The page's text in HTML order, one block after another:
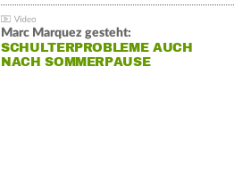
Marc Marquez gesteht:
SCHULTERPROBLEME AUCH
NACH SOMMERPAUSE